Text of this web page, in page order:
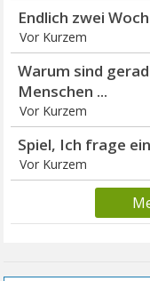
Endlich zwei
Vor Kurzem
Warum sind
Menschen ...
Vor Kurzem
Spiel, Ich frage
Vor Kurzem